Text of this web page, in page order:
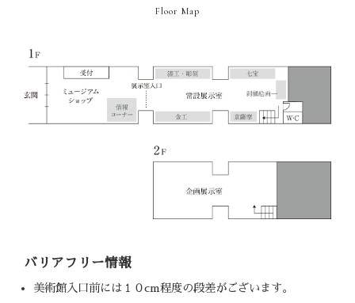
Floor Map
バリアフリー情報
美術館入口前には１０cm程度の段差がございます。